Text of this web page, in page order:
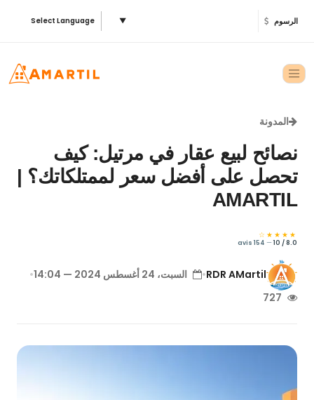
Select Language ▼ الرسوم
المدونة
نصائح لبيع عقار في مرتيل: كيف
تحصل على أفضل سعر لممتلكاتك؟ |
AMARTIL
★★★★☆
8.0 / 10
—
154 avis
RDR AMartil
• السبت، 24 أغسطس 2024 — 14:04
•